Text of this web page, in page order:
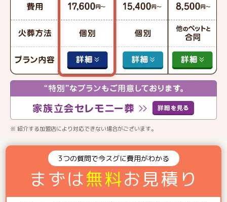
※ 紹介する加盟店により対応できない場合がございます。
3つの質問で今スグに費用がわかる
まずは無料お見積り